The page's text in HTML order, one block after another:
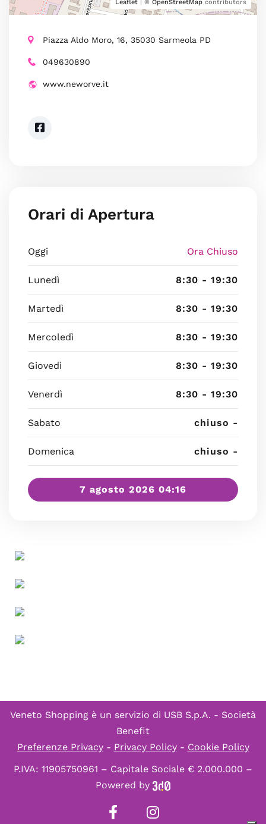
Leaflet | © OpenStreetMap contributors
Piazza Aldo Moro, 16, 35030 Sarmeola PD
049630890
www.neworve.it
Orari di Apertura
Oggi Ora Chiuso
Lunedì 8:30 - 19:30
Martedì 8:30 - 19:30
Mercoledì 8:30 - 19:30
Giovedì 8:30 - 19:30
Venerdì 8:30 - 19:30
Sabato chiuso -
Domenica chiuso -
7 agosto 2026 04:16
Veneto Shopping è un servizio di USB S.p.A. - Società
Benefit
Preferenze Privacy- Privacy Policy- Cookie Policy
P.IVA: 11905750961 – Capitale Sociale € 2.000.000 –
Powered by